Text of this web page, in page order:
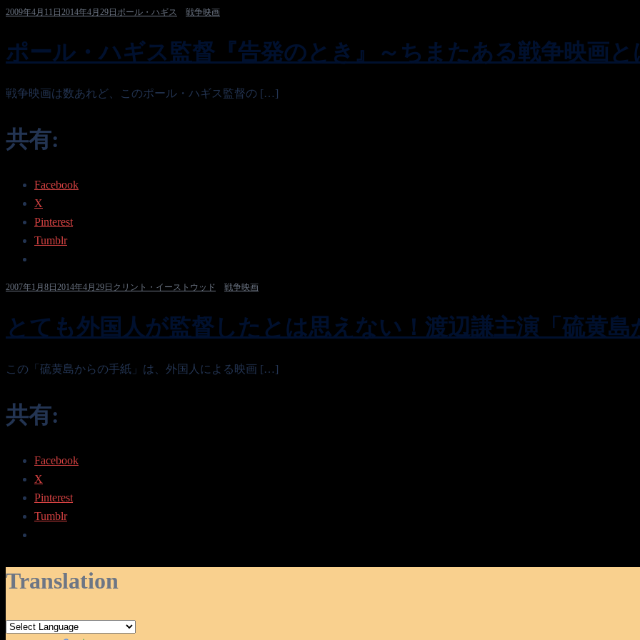
2009年4月11日 2014年4月29日 ポール・ハギス 戦争映画
ポール・ハギス監督『告発のとき』～ちまたある戦争映画と
戦争映画は数あれど、このポール・ハギス監督の […]
共有:
Facebook
X
Pinterest
Tumblr
2007年1月8日 2014年4月29日 クリント・イーストウッド 戦争映画
とても外国人が監督したとは思えない！渡辺謙主演「硫黄島
この「硫黄島からの手紙」は、外国人による映画 […]
共有:
Facebook
X
Pinterest
Tumblr
Translation